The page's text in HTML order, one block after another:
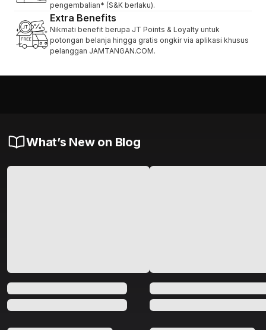
pengembalian* (S&K berlaku).
Extra Benefits
Nikmati benefit berupa JT Points & Loyalty untuk
potongan belanja hingga gratis ongkir via aplikasi khusus
pelanggan JAMTANGAN.COM.
What’s New on Blog